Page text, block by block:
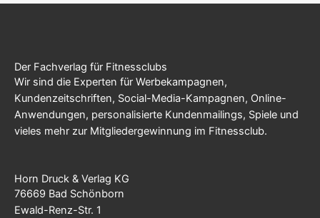
Der Fachverlag für Fitnessclubs
Wir sind die Experten für Werbekampagnen,
Kundenzeitschriften, Social-Media-Kampagnen, Online-
Anwendungen, personalisierte Kundenmailings, Spiele und
vieles mehr zur Mitgliedergewinnung im Fitnessclub.
Horn Druck & Verlag KG
76669 Bad Schönborn
Ewald-Renz-Str. 1